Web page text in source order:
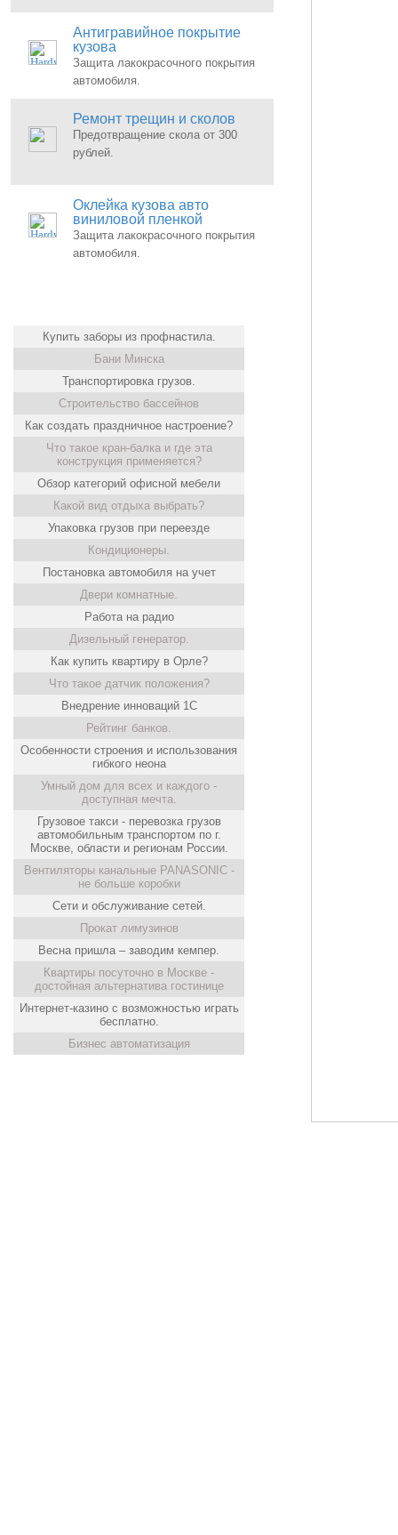
Антигравийное покрытие
кузова
Защита лакокрасочного покрытия
автомобиля.
Ремонт трещин и сколов
Предотвращение скола от 300
рублей.
Оклейка кузова авто
виниловой пленкой
Защита лакокрасочного покрытия
автомобиля.
Купить заборы из профнастила.
Бани Минска
Транспортировка грузов.
Строительство бассейнов
Как создать праздничное настроение?
Что такое кран-балка и где эта
конструкция применяется?
Обзор категорий офисной мебели
Какой вид отдыха выбрать?
Упаковка грузов при переезде
Кондиционеры.
Постановка автомобиля на учет
Двери комнатные.
Работа на радио
Дизельный генератор.
Как купить квартиру в Орле?
Что такое датчик положения?
Внедрение инноваций 1С
Рейтинг банков.
Особенности строения и использования
гибкого неона
Умный дом для всех и каждого -
доступная мечта.
Грузовое такси - перевозка грузов
автомобильным транспортом по г.
Москве, области и регионам России.
Вентиляторы канальные PANASONIC -
не больше коробки
Сети и обслуживание сетей.
Прокат лимузинов
Весна пришла – заводим кемпер.
Квартиры посуточно в Москве -
достойная альтернатива гостинице
Интернет-казино с возможностью играть
бесплатно.
Бизнес автоматизация